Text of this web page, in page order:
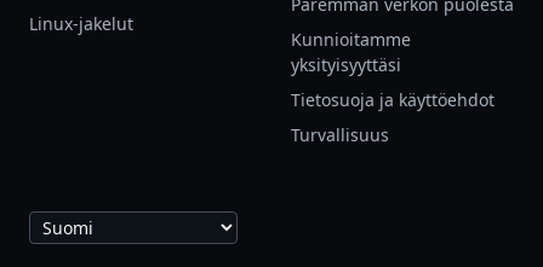
Linux-jakelut
Paremman verkon puolesta
Kunnioitamme
yksityisyyttäsi
Tietosuoja ja käyttöehdot
Turvallisuus